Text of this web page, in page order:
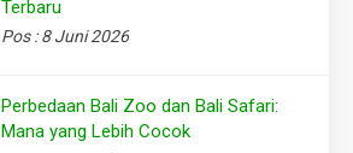
Terbaru
Pos : 8 Juni 2026
Perbedaan Bali Zoo dan Bali Safari:
Mana yang Lebih Cocok